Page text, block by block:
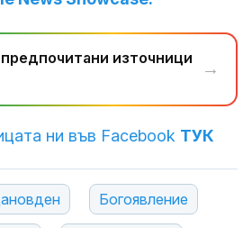
източници
→
ни във Facebook ТУК
Богоявление